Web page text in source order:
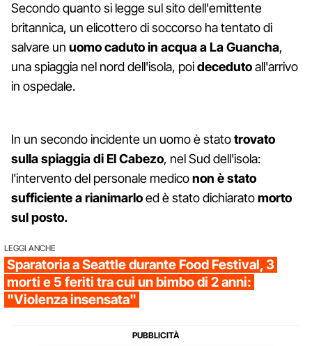
Secondo quanto si legge sul sito dell'emittente
britannica, un elicottero di soccorso ha tentato di
salvare un uomocaduto in acqua a La Guancha,
una spiaggia nel nord dell'isola, poidecedutoall'arrivo
in ospedale.
In un secondo incidente un uomo è statotrovato
sulla spiaggia di El Cabezo, nel Sud dell'isola:
l'intervento del personale mediconon è stato
sufficiente a rianimarloed è stato dichiaratomorto
sul posto.
LEGGI ANCHE
Sparatoria a Seattle durante Food Festival, 3
morti e 5 feriti tra cui un bimbo di 2 anni:
"Violenza insensata"